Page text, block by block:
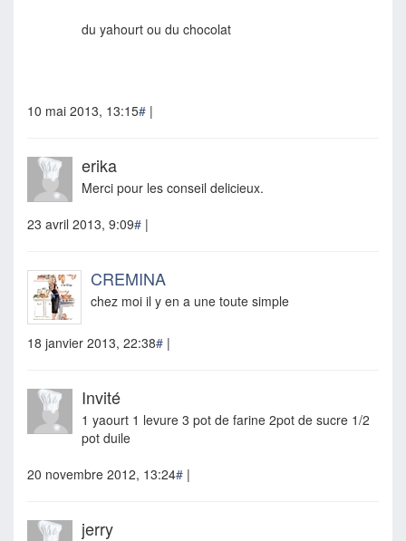
du yahourt ou du chocolat
10 mai 2013, 13:15# |
erika
Merci pour les conseil delicieux.
23 avril 2013, 9:09# |
CREMINA
chez moi il y en a une toute simple
18 janvier 2013, 22:38# |
Invité
1 yaourt 1 levure 3 pot de farine 2pot de sucre 1/2
pot duile
20 novembre 2012, 13:24# |
jerry